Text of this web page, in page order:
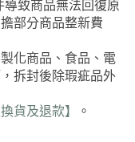
致商品無法回復原
部分商品整新費
化商品、食品、電
拆封後除瑕疵品外
貨及退款】 。